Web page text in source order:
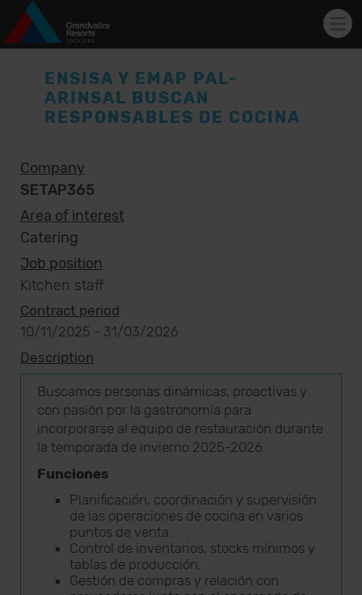
ENSISA Y EMAP PAL-
ARINSAL​ BUSCAN
RESPONSABLES DE COCINA
Company
SETAP365
Area of interest
Catering
Job position
Kitchen staff
Contract period
10/11/2025 - 31/03/2026
Description
Buscamos personas dinámicas, proactivas y
con pasión por la gastronomía para
incorporarse al equipo de restauración durante
la temporada de invierno 2025-2026.
Funciones
Planificación, coordinación y supervisión
de las operaciones de cocina en varios
puntos de venta.
Control de inventarios, stocks mínimos y
tablas de producción.
Gestión de compras y relación con